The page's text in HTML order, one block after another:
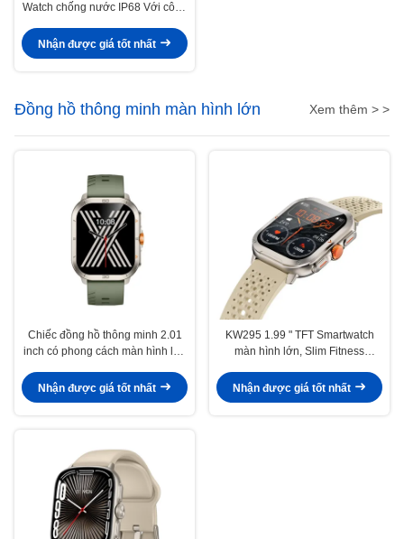
Watch chống nước IP68 Với công
Nhận được giá tốt nhất
Đồng hồ thông minh màn hình lớn Xem thêm > >
Chiếc đồng hồ thông minh 2.01
inch có phong cách màn hình lớn
hình AMOLED
Nhận được giá tốt nhất
KW295 1.99 " TFT Smartwatch
màn hình lớn, Slim Fitness
Nhận được giá tốt nhất